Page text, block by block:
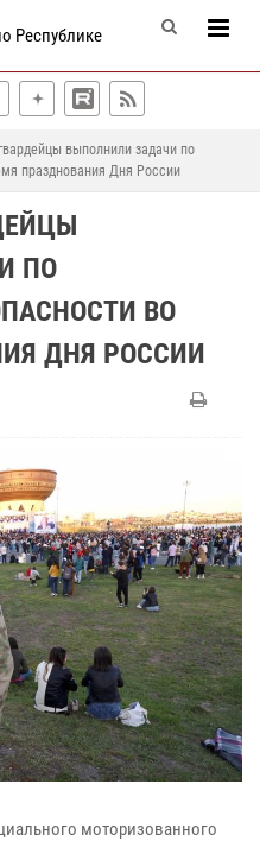
Республике
выполнили задачи по
празднования Дня России
ПО
ВО
ДНЯ РОССИИ
моторизованного